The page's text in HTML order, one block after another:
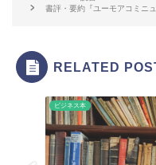
書評・要約『ユーモアコミニ
RELATED
ビジネス本